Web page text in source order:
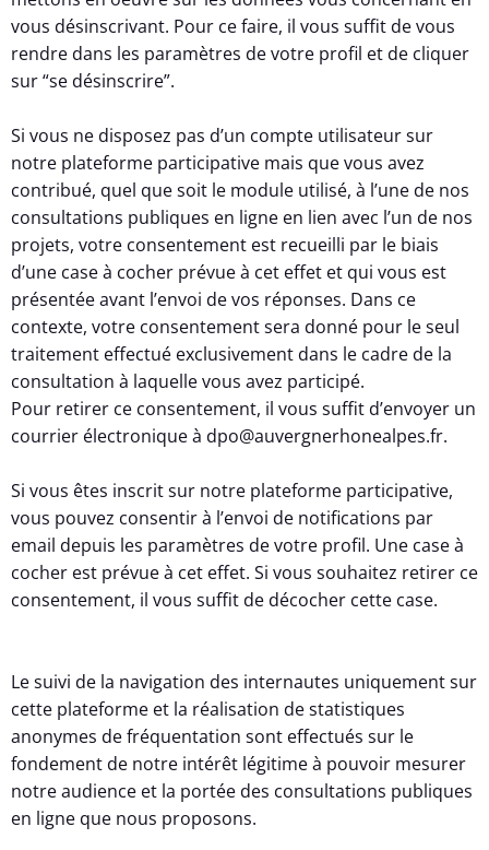
vous désinscrivant. Pour ce faire, il vous suffit de vous
rendre dans les paramètres de votre profil et de cliquer
sur “se désinscrire”.
Si vous ne disposez pas d’un compte utilisateur sur
notre plateforme participative mais que vous avez
contribué, quel que soit le module utilisé, à l’une de nos
consultations publiques en ligne en lien avec l’un de nos
projets, votre consentement est recueilli par le biais
d’une case à cocher prévue à cet effet et qui vous est
présentée avant l’envoi de vos réponses. Dans ce
contexte, votre consentement sera donné pour le seul
traitement effectué exclusivement dans le cadre de la
consultation à laquelle vous avez participé.
Pour retirer ce consentement, il vous suffit d’envoyer un
courrier électronique à dpo@auvergnerhonealpes.fr.
Si vous êtes inscrit sur notre plateforme participative,
vous pouvez consentir à l’envoi de notifications par
email depuis les paramètres de votre profil. Une case à
cocher est prévue à cet effet. Si vous souhaitez retirer ce
consentement, il vous suffit de décocher cette case.
Le suivi de la navigation des internautes uniquement sur
cette plateforme et la réalisation de statistiques
anonymes de fréquentation sont effectués sur le
fondement de notre intérêt légitime à pouvoir mesurer
notre audience et la portée des consultations publiques
en ligne que nous proposons.